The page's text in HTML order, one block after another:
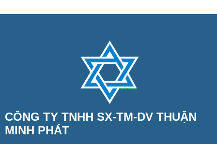
CÔNG TY TNHH SX-TM-DV THUẬN
MINH PHÁT